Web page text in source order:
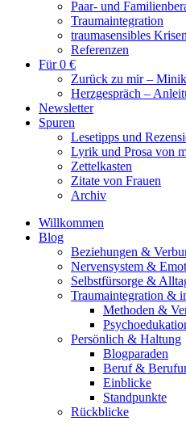
Paar- und
Traumaintegration
traumasensibles
Referenzen
Für 0 €
Zurück zu mir –
Herzgespräch –
Newsletter
Spuren
Lesetipps und
Lyrik und Prosa von
Zettelkasten
Zitate von Frauen
Archiv
Willkommen
Blog
Beziehungen &
Nervensystem &
Selbstfürsorge &
Traumaintegration &
Methoden &
Persönlich & Haltung
Blogparaden
Beruf &
Einblicke
Standpunkte
Rückblicke